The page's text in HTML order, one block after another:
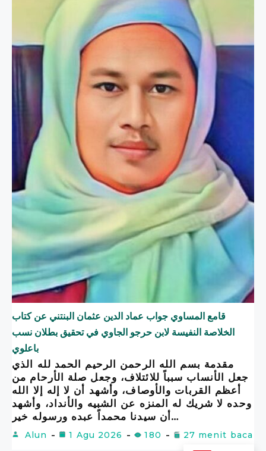
قامع المساوي جواب عماد الدين عثمان البنتني عن كتاب
الخلاصة النفيسة لابن حرجو الجاوي في تحقيق بطلان نسب
باعلوي
مقدمة بسم الله الرحمن الرحيم الحمد لله الذي
جعل الأنساب سبباً للائتلاف، وجعل صلة الأرحام من
أعظم القربات والأوصاف، وأشهد أن لا إله إلا الله
وحده لا شريك له المنزه عن الشبيه والأنداد، وأشهد
أن سيدنا محمداً عبده ورسوله خير…
Alun 1 Agu 2026 180 27 menit baca